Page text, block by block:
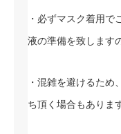
・必ずマスク着用
液の準備を致します
・混雑を避けるた
ち頂く場合もありま